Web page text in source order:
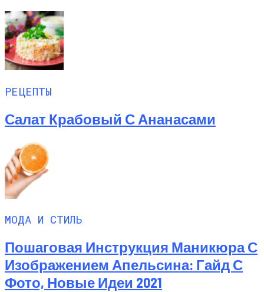
РЕЦЕПТЫ
Салат Крабовый С Ананасами
МОДА И СТИЛЬ
Пошаговая Инструкция Маникюра С
Изображением Апельсина: Гайд С
Фото, Новые Идеи 2021